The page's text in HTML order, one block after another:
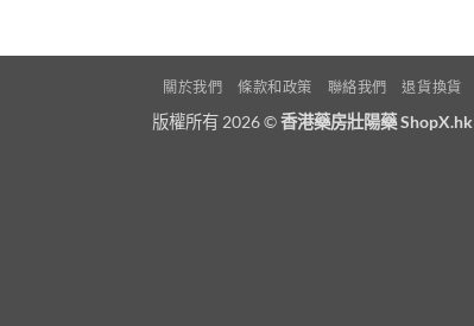
關於我們 條款和政策 聯絡我們 退貨換貨
版權所有 2026 ©香港藥房壯陽藥 ShopX.hk